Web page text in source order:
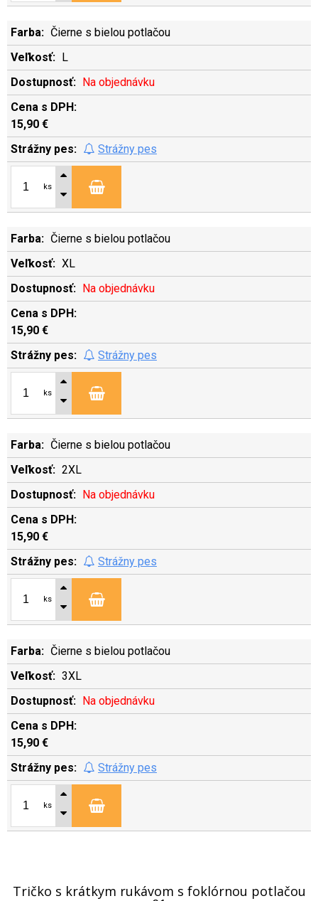
Čierne s bielou potlačou
L
Na objednávku
15,90 €
Strážny pes
ks
Čierne s bielou potlačou
XL
Na objednávku
15,90 €
Strážny pes
ks
Čierne s bielou potlačou
2XL
Na objednávku
15,90 €
Strážny pes
ks
Čierne s bielou potlačou
3XL
Na objednávku
15,90 €
Strážny pes
ks
Tričko s krátkym rukávom s foklórnou potlačou